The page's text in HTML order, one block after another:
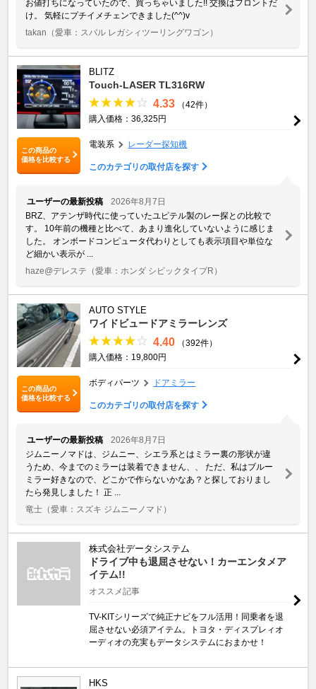
お値打ちになっていたので、買っちゃいました!! 交換はフロントだ
け。 気軽にプチイメチェンできました(^^)v
takan （愛車：スバル レガシィツーリングワゴン）
この商品の
価格を比較する
BLITZ
Touch-LASER TL316RW
4.33
（42件）
購入価格：36,325円
電装系 レーダー探知機
このカテゴリの取付店を探す
ユーザーの最新投稿
2026年8月7日
BRZ、アテンザ時代に使っていたユピテル製のレー探との比較で
す。 10年前の機種と比べて、あまり進化していないように感じま
した。 オンボードコンピュータ代わりとしても表示項目や単位な
ど細かい表示が ...
haze@デレステ （愛車：ホンダ シビックタイプR）
この商品の
価格を比較する
AUTO STYLE
ワイドビュードアミラーレンズ
4.40
（392件）
購入価格：19,800円
ボディパーツ ドアミラー
このカテゴリの取付店を探す
ユーザーの最新投稿
2026年8月7日
ジムニーノマドは、ジムニー、シエラ系とはミラー裏の形状が違
うため、今までのミラーは装着できません、、 ただ、私はブルー
ミラー好きなので、どこかで作らないかなあ？と探しておりまし
たら発見しました！ 正 ...
竜士 （愛車：スズキ ジムニーノマド）
株式会社データシステム
ドライブ中も退屈させない！カーエンタメア
イテム!!
オススメ記事
TV-KITシリーズで純正ナビをフル活用！同乗者を退
屈させない必須アイテム。トヨタ・ディスプレィオ
ーディオの充実もデータシステムにおまかせ！
HKS